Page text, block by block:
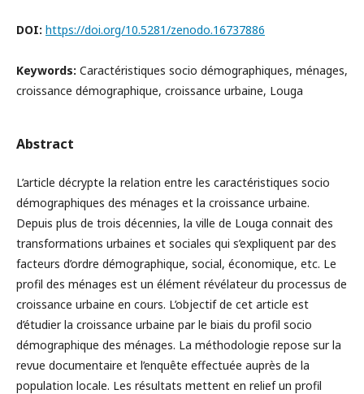
DOI: https://doi.org/10.5281/zenodo.16737886
Keywords: Caractéristiques socio démographiques, ménages,
croissance démographique, croissance urbaine, Louga
Abstract
L’article décrypte la relation entre les caractéristiques socio
démographiques des ménages et la croissance urbaine.
Depuis plus de trois décennies, la ville de Louga connait des
transformations urbaines et sociales qui s’expliquent par des
facteurs d’ordre démographique, social, économique, etc. Le
profil des ménages est un élément révélateur du processus de
croissance urbaine en cours. L’objectif de cet article est
d’étudier la croissance urbaine par le biais du profil socio
démographique des ménages. La méthodologie repose sur la
revue documentaire et l’enquête effectuée auprès de la
population locale. Les résultats mettent en relief un profil